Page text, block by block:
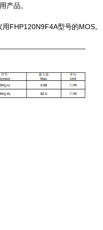
产品。
FHP120N9F4A型号的MOS。